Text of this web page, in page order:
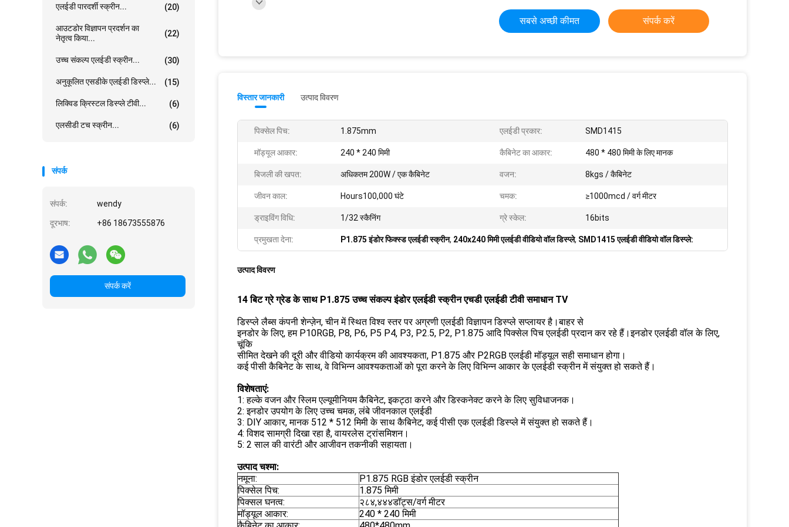
एलईडी पारदर्शी स्क्रीन... (20)
आउटडोर विज्ञापन प्रदर्शन का
नेतृत्व किया...
(22)
उच्च संकल्प एलईडी स्क्रीन... (30)
अनुकूलित एसडीके एलईडी डिस्प्ले... (15)
लिक्विड क्रिस्टल डिस्प्ले टीवी... (6)
एलसीडी टच स्क्रीन... (6)
संपर्क
संपर्क: wendy
दूरभाष: +86 18673555876
संपर्क करें
सबसे अच्छी कीमत संपर्क करें
विस्तार जानकारी उत्पाद विवरण
पिक्सेल पिच: 1.875mm एलईडी प्रकार: SMD1415
मॉड्यूल आकार: 240 * 240 मिमी कैबिनेट का आकार: 480 * 480 मिमी के लिए मानक
बिजली की खपत: अधिकतम 200W / एक कैबिनेट वजन: 8kgs / कैबिनेट
जीवन काल: Hours100,000 घंटे चमक: ≥1000mcd / वर्ग मीटर
ड्राइविंग विधि: 1/32 स्कैनिंग ग्रे स्केल: 16bits
प्रमुखता देना: P1.875 इंडोर फिक्स्ड एलईडी स्क्रीन, 240x240 मिमी एलईडी वीडियो वॉल डिस्प्ले, SMD1415 एलईडी वीडियो वॉल डिस्प्ले:
उत्पाद विवरण
14 बिट ग्रे ग्रेड के साथ P1.875 उच्च संकल्प इंडोर एलईडी स्क्रीन एचडी एलईडी टीवी समाधान TV
डिस्प्ले लैब्स कंपनी शेन्ज़ेन, चीन में स्थित विश्व स्तर पर अग्रणी एलईडी विज्ञापन डिस्प्ले सप्लायर है।बाहर से
इनडोर के लिए, हम P10RGB, P8, P6, P5 P4, P3, P2.5, P2, P1.875 आदि पिक्सेल पिच एलईडी प्रदान कर रहे हैं।इनडोर एलईडी वॉल के लिए,
चूंकि
सीमित देखने की दूरी और वीडियो कार्यक्रम की आवश्यकता, P1.875 और P2RGB एलईडी मॉड्यूल सही समाधान होगा।
कई पीसी कैबिनेट के साथ, वे विभिन्न आवश्यकताओं को पूरा करने के लिए विभिन्न आकार के एलईडी स्क्रीन में संयुक्त हो सकते हैं।
विशेषताएं:
1: हल्के वजन और स्लिम एल्यूमीनियम कैबिनेट, इकट्ठा करने और डिस्कनेक्ट करने के लिए सुविधाजनक।
2: इनडोर उपयोग के लिए उच्च चमक, लंबे जीवनकाल एलईडी
3: DIY आकार, मानक 512 * 512 मिमी के साथ कैबिनेट, कई पीसी एक एलईडी डिस्प्ले में संयुक्त हो सकते हैं।
4: विशद सामग्री दिखा रहा है, वायरलेस ट्रांसमिशन।
5: 2 साल की वारंटी और आजीवन तकनीकी सहायता।
उत्पाद चश्मा:
नमूना:
P1.875 RGB इंडोर एलईडी स्क्रीन
पिक्सेल पिच:
1.875 मिमी
पिक्सल घनत्व:
२८४,४४४डॉट्स/वर्ग मीटर
मॉड्यूल आकार:
240 * 240 मिमी